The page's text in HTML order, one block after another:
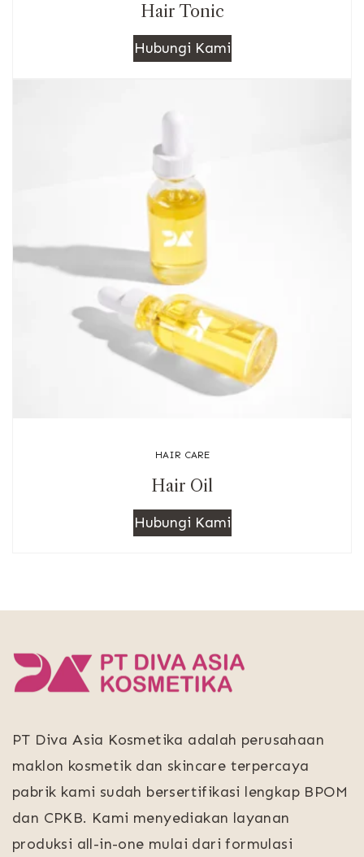
Hair Tonic
Hubungi Kami
HAIR CARE
Hair Oil
Hubungi Kami
PT Diva Asia Kosmetika adalah perusahaan
maklon kosmetik dan skincare terpercaya
pabrik kami sudah bersertifikasi lengkap BPOM
dan CPKB. Kami menyediakan layanan
produksi all-in-one mulai dari formulasi